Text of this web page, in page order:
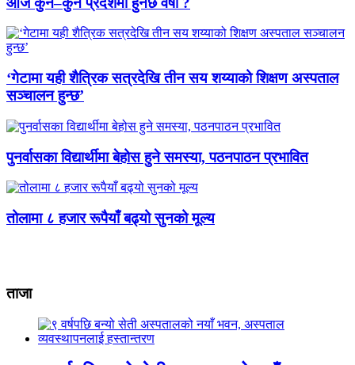
‘गेटामा यही शैत्रिक सत्रदेखि तीन सय शय्याको शिक्षण अस्पताल
सञ्चालन हुन्छ’
पुनर्वासका विद्यार्थीमा बेहोस हुने समस्या, पठनपाठन प्रभावित
तोलामा ८ हजार रूपैयाँ बढ्यो सुनको मूल्य
ताजा